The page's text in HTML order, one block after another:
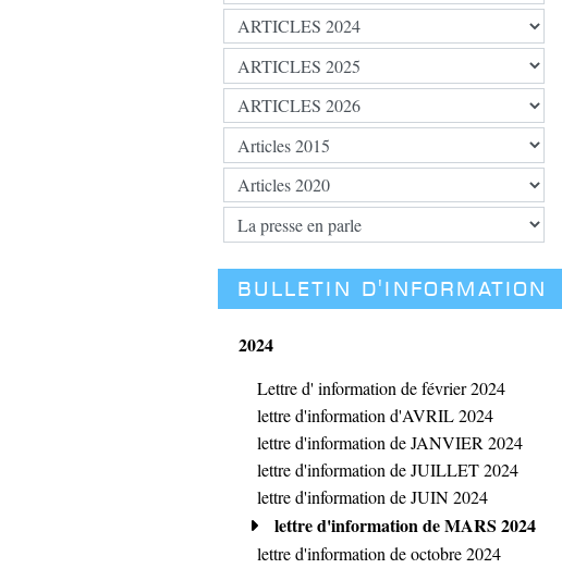
BULLETIN D'INFORMATION
2024
Lettre d' information de février 2024
lettre d'information d'AVRIL 2024
lettre d'information de JANVIER 2024
lettre d'information de JUILLET 2024
lettre d'information de JUIN 2024
lettre d'information de MARS 2024
lettre d'information de octobre 2024